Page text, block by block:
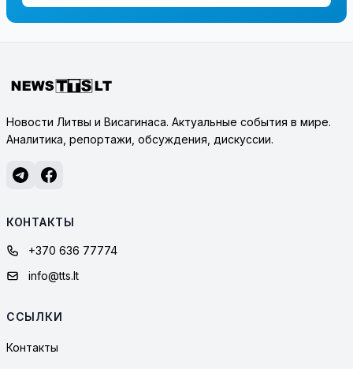
Новости Литвы и Висагинаса. Актуальные события в мире.
Аналитика, репортажи, обсуждения, дискуссии.
КОНТАКТЫ
+370 636 77774
info@tts.lt
ССЫЛКИ
Контакты